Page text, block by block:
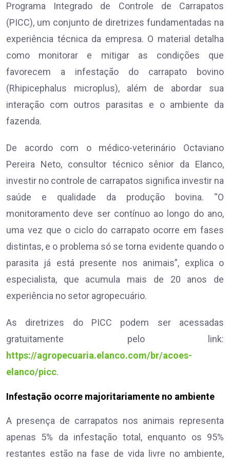
Programa Integrado de Controle de Carrapatos
(PICC), um conjunto de diretrizes fundamentadas na
experiência técnica da empresa. O material detalha
como monitorar e mitigar as condições que
favorecem a infestação do carrapato bovino
(Rhipicephalus microplus), além de abordar sua
interação com outros parasitas e o ambiente da
fazenda.
De acordo com o médico-veterinário Octaviano
Pereira Neto, consultor técnico sênior da Elanco,
investir no controle de carrapatos significa investir na
saúde e qualidade da produção bovina. “O
monitoramento deve ser contínuo ao longo do ano,
uma vez que o ciclo do carrapato ocorre em fases
distintas, e o problema só se torna evidente quando o
parasita já está presente nos animais”, explica o
especialista, que acumula mais de 20 anos de
experiência no setor agropecuário.
As diretrizes do PICC podem ser acessadas
gratuitamente pelo link:
https://agropecuaria.elanco.com/br/acoes-
elanco/picc.
Infestação ocorre majoritariamente no ambiente
A presença de carrapatos nos animais representa
apenas 5% da infestação total, enquanto os 95%
restantes estão na fase de vida livre no ambiente,